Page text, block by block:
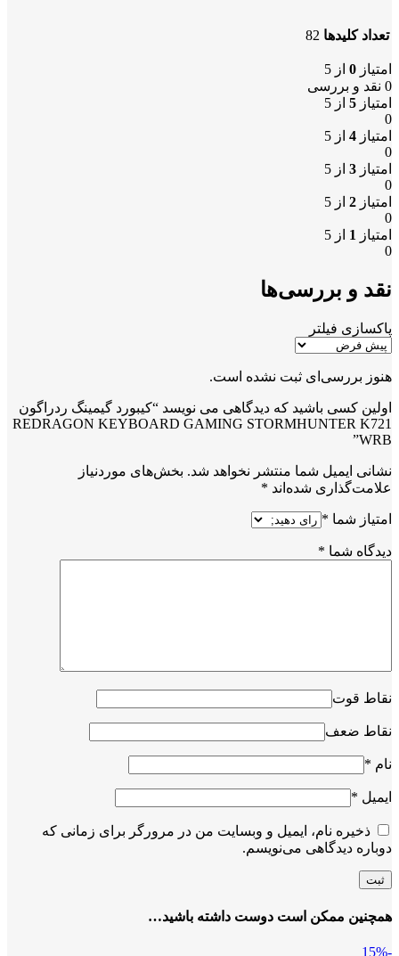
تعداد کلیدها 82
امتیاز 0 از 5
0 نقد و بررسی
امتیاز 5 از 5
0
امتیاز 4 از 5
0
امتیاز 3 از 5
0
امتیاز 2 از 5
0
امتیاز 1 از 5
0
نقد و بررسی‌ها
پاکسازی فیلتر
هنوز بررسی‌ای ثبت نشده است.
اولین کسی باشید که دیدگاهی می نویسد “کیبورد گیمینگ ردراگون
REDRAGON KEYBOARD GAMING STORMHUNTER K721
WRB”
نشانی ایمیل شما منتشر نخواهد شد. بخش‌های موردنیاز
علامت‌گذاری شده‌اند *
امتیاز شما *
دیدگاه شما *
نقاط قوت
نقاط ضعف
نام *
ایمیل *
ذخیره نام، ایمیل و وبسایت من در مرورگر برای زمانی که
دوباره دیدگاهی می‌نویسم.
همچنین ممکن است دوست داشته باشید…
-15%